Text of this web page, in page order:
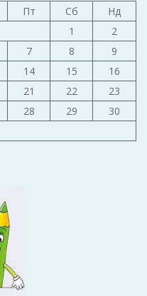
Пт Сб
Нд
1
2
7 8
9
14 15
16
21 22
23
28 29
30